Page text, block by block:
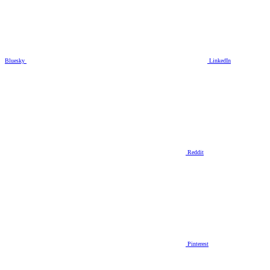
Bluesky LinkedIn
Reddit
Pinterest